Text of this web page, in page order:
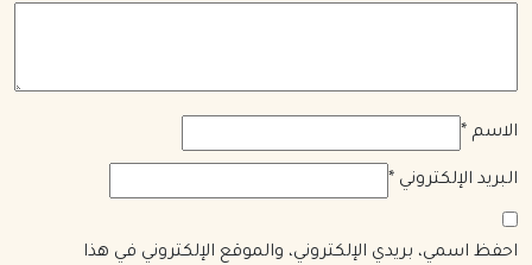
الاسم *
البريد الإلكتروني *
احفظ اسمي، بريدي الإلكتروني، والموقع الإلكتروني في هذا